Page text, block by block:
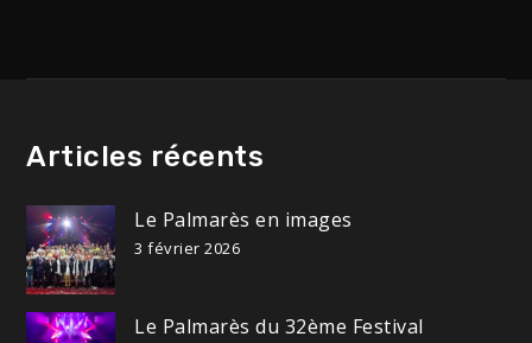
Articles récents
Le Palmarès en images
3 février 2026
Le Palmarès du 32ème Festival